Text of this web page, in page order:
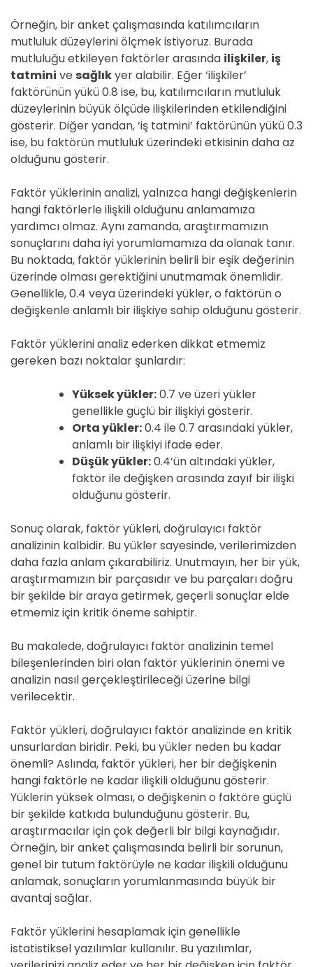
Örneğin, bir anket çalışmasında katılımcıların
mutluluk düzeylerini ölçmek istiyoruz. Burada
mutluluğu etkileyen faktörler arasında ilişkiler, iş
tatmini ve sağlıkyer alabilir. Eğer ‘ilişkiler’
faktörünün yükü 0.8 ise, bu, katılımcıların mutluluk
düzeylerinin büyük ölçüde ilişkilerinden etkilendiğini
gösterir. Diğer yandan, ‘iş tatmini’ faktörünün yükü 0.3
ise, bu faktörün mutluluk üzerindeki etkisinin daha az
olduğunu gösterir.
Faktör yüklerinin analizi, yalnızca hangi değişkenlerin
hangi faktörlerle ilişkili olduğunu anlamamıza
yardımcı olmaz. Aynı zamanda, araştırmamızın
sonuçlarını daha iyi yorumlamamıza da olanak tanır.
Bu noktada, faktör yüklerinin belirli bir eşik değerinin
üzerinde olması gerektiğini unutmamak önemlidir.
Genellikle, 0.4 veya üzerindeki yükler, o faktörün o
değişkenle anlamlı bir ilişkiye sahip olduğunu gösterir.
Faktör yüklerini analiz ederken dikkat etmemiz
gereken bazı noktalar şunlardır:
Yüksek yükler:0.7 ve üzeri yükler
genellikle güçlü bir ilişkiyi gösterir.
Orta yükler:0.4 ile 0.7 arasındaki yükler,
anlamlı bir ilişkiyi ifade eder.
Düşük yükler:0.4’ün altındaki yükler,
faktör ile değişken arasında zayıf bir ilişki
olduğunu gösterir.
Sonuç olarak, faktör yükleri, doğrulayıcı faktör
analizinin kalbidir. Bu yükler sayesinde, verilerimizden
daha fazla anlam çıkarabiliriz. Unutmayın, her bir yük,
araştırmamızın bir parçasıdır ve bu parçaları doğru
bir şekilde bir araya getirmek, geçerli sonuçlar elde
etmemiz için kritik öneme sahiptir.
Bu makalede, doğrulayıcı faktör analizinin temel
bileşenlerinden biri olan faktör yüklerinin önemi ve
analizin nasıl gerçekleştirileceği üzerine bilgi
verilecektir.
Faktör yükleri, doğrulayıcı faktör analizinde en kritik
unsurlardan biridir. Peki, bu yükler neden bu kadar
önemli? Aslında, faktör yükleri, her bir değişkenin
hangi faktörle ne kadar ilişkili olduğunu gösterir.
Yüklerin yüksek olması, o değişkenin o faktöre güçlü
bir şekilde katkıda bulunduğunu gösterir. Bu,
araştırmacılar için çok değerli bir bilgi kaynağıdır.
Örneğin, bir anket çalışmasında belirli bir sorunun,
genel bir tutum faktörüyle ne kadar ilişkili olduğunu
anlamak, sonuçların yorumlanmasında büyük bir
avantaj sağlar.
Faktör yüklerini hesaplamak için genellikle
istatistiksel yazılımlar kullanılır. Bu yazılımlar,